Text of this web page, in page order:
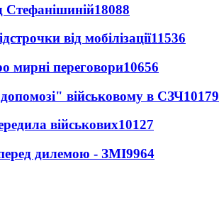
Стефанішиній18088
від мобілізації11536
мирні переговори10656
військовому в СЗЧ10179
військових10127
дилемою - ЗМІ9964